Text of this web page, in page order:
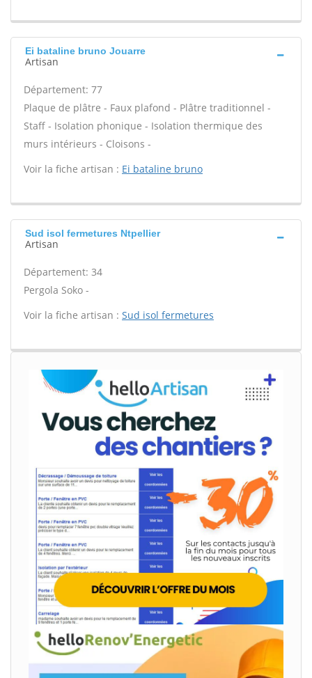
Ei bataline bruno Jouarre
Artisan
Département: 77
Plaque de plâtre - Faux plafond - Plâtre traditionnel -
Staff - Isolation phonique - Isolation thermique des
murs intérieurs - Cloisons -
Voir la fiche artisan : Ei bataline bruno
Sud isol fermetures Ntpellier
Artisan
Département: 34
Pergola Soko -
Voir la fiche artisan : Sud isol fermetures